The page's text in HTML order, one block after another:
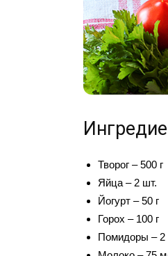
Творог – 500 г
Яйца – 2 шт.
Йогурт – 50 г
Горох – 100 г
Помидоры – 2